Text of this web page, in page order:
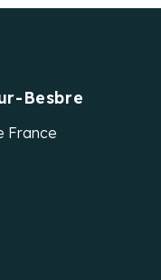
Besbre
France